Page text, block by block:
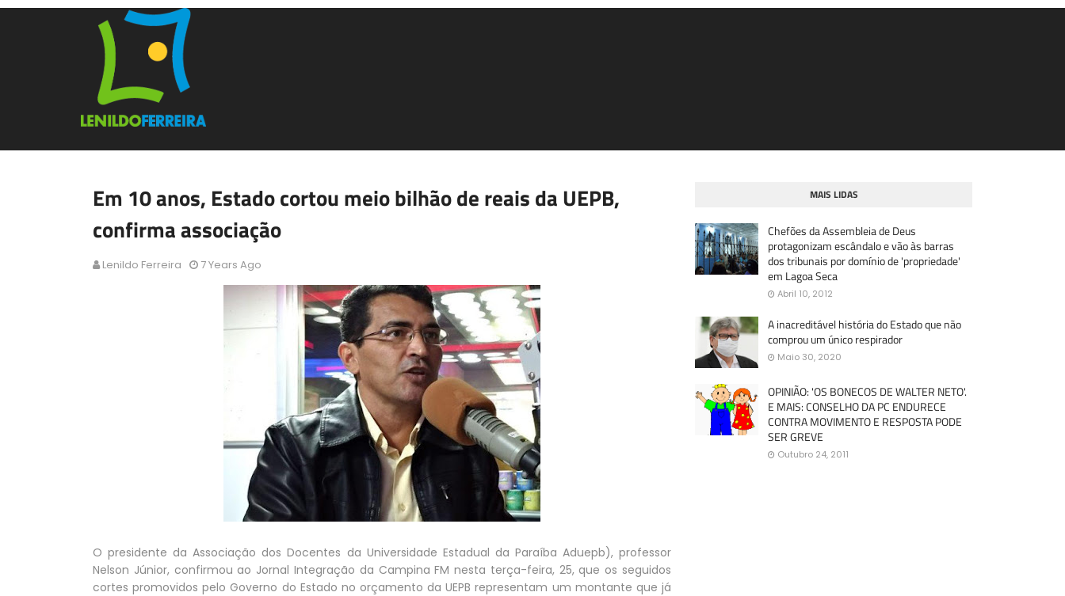
Em 10 anos, Estado cortou meio bilhão de reais da UEPB,
confirma associação
Lenildo Ferreira 7 Years Ago
O presidente da Associação dos Docentes da Universidade Estadual da Paraíba Aduepb), professor
Nelson Júnior, confirmou ao Jornal Integração da Campina FM nesta terça-feira, 25, que os seguidos
cortes promovidos pelo Governo do Estado no orçamento da UEPB representam um montante que já
MAIS LIDAS
Chefões da Assembleia de Deus
protagonizam escândalo e vão às barras
dos tribunais por domínio de 'propriedade'
em Lagoa Seca
Abril 10, 2012
A inacreditável história do Estado que não
comprou um único respirador
Maio 30, 2020
OPINIÃO: 'OS BONECOS DE WALTER NETO'.
E MAIS: CONSELHO DA PC ENDURECE
CONTRA MOVIMENTO E RESPOSTA PODE
SER GREVE
Outubro 24, 2011